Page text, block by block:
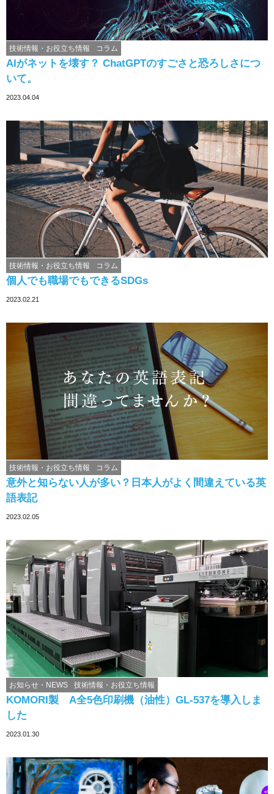
AIがネットを壊す？ ChatGPTのすごさと恐ろしさにつ
いて。
技術情報・お役立ち情報 コラム
2023.04.04
個人でも職場でもできるSDGs
技術情報・お役立ち情報 コラム
2023.02.21
意外と知らない人が多い？日本人がよく間違えている英
語表記
技術情報・お役立ち情報 コラム
2023.02.05
KOMORI製 A全5色印刷機（油性）GL-537を導入しま
した
お知らせ・NEWS 技術情報・お役立ち情報
2023.01.30